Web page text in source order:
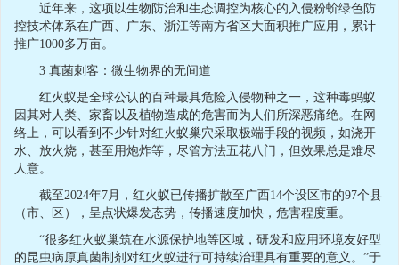
近年来，这项以生物防治和生态调控为核心的入侵粉蚧绿色防
控技术体系在广西、广东、浙江等南方省区大面积推广应用，累计
推广1000多万亩。
3 真菌刺客：微生物界的无间道
红火蚁是全球公认的百种最具危险入侵物种之一，这种毒蚂蚁
因其对人类、家畜以及植物造成的危害而为人们所深恶痛绝。在网
络上，可以看到不少针对红火蚁巢穴采取极端手段的视频，如浇开
水、放火烧，甚至用炮炸等，尽管方法五花八门，但效果总是难尽
人意。
截至2024年7月，红火蚁已传播扩散至广西14个设区市的97个县
（市、区），呈点状爆发态势，传播速度加快，危害程度重。
“很多红火蚁巢筑在水源保护地等区域，研发和应用环境友好型
的昆虫病原真菌制剂对红火蚁进行可持续治理具有重要的意义。”于